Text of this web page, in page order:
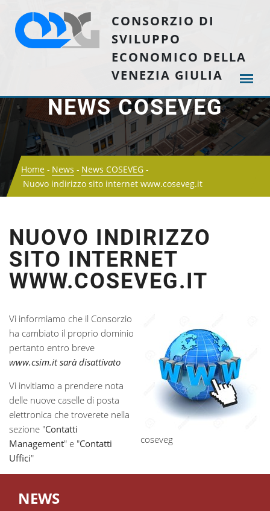
CONSORZIO DI
SVILUPPO
ECONOMICO DELLA
VENEZIA GIULIA
NEWS COSEVEG
Home News
News COSEVEG
Nuovo indirizzo sito internet www.coseveg.it
NUOVO INDIRIZZO
SITO INTERNET
WWW.COSEVEG.IT
coseveg
Vi informiamo che il Consorzio
ha cambiato il proprio dominio
pertanto entro breve
www.csim.it sarà disattivato
Vi invitiamo a prendere nota
delle nuove caselle di posta
elettronica che troverete nella
sezione "Contatti
Management" e "Contatti
Uffici"
NEWS